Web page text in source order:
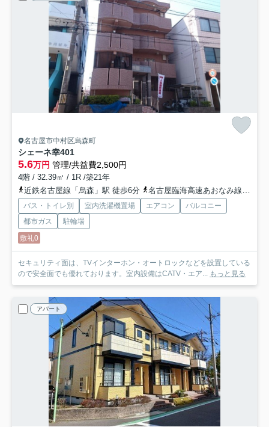
名古屋市中村区烏森町
シェーネ幸401
5.6万円 管理/共益費2,500円
4階 / 32.39㎡ / 1R /築21年
近鉄名古屋線「烏森」駅 徒歩6分
名古屋臨海高速あおなみ線「小本」駅 徒歩8分
バス・トイレ別 室内洗濯機置場 エアコン
バルコニー
都市ガス
駐輪場
敷礼0
セキュリティ面は、TVインターホン・オートロックなどを設置している
ので安全面でも優れております。室内設備はCATV・エア... もっと見る
アパート